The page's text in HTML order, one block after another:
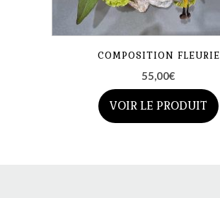
COMPOSITION FLEURIE
55,00€
VOIR LE PRODUIT